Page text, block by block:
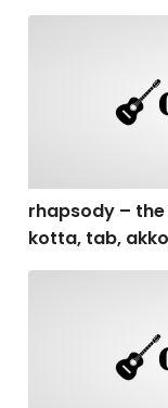
rhapsody –
kotta, tab,